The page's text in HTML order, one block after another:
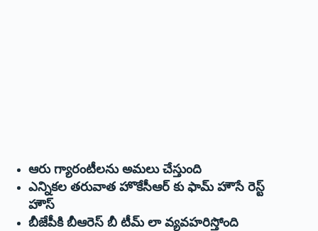
ఆరు గ్యారంటీలను అమలు చేస్తుంది
ఎన్నికల తరువాత హొకేసీఆర్‌ ‌కు ఫామ్‌ ‌హౌసే రెస్ట్
‌హౌస్‌
బీజేపీకి బీఆరెస్‌ ‌బీ టీమ్‌ ‌లా వ్యవహరిస్తోంది